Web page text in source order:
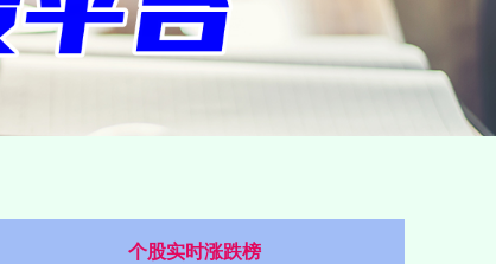
个股实时涨跌榜